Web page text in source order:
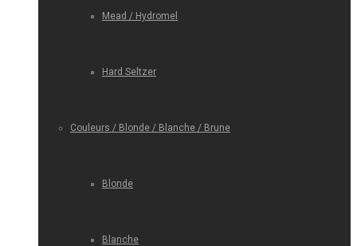
Mead / Hydromel
Hard Seltzer
Couleurs / Blonde / Blanche / Brune
Blonde
Blanche